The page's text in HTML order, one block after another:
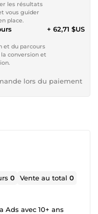
les résultats
vous guider
place.
et du parcours
conversion et
+ 62,71 $US
lors du paiement
0 Vente au total0
Ads avec 10+ ans